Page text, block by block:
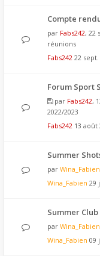
Compte
par Fabs242, 22
réunions
Fabs242 22 sept.
Forum Sport
par Fabs242,
2022/2023
Fabs242 13 août
Summer
par Wina_Fabien
Wina_Fabien 29
Summer Club
par Wina_Fabien
Wina_Fabien 09